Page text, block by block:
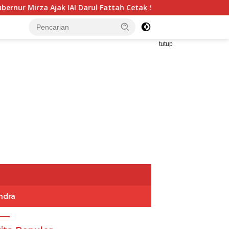
Darul Fattah Cetak SDM Adaptif Berlandaskan Nilai Agama
tutup